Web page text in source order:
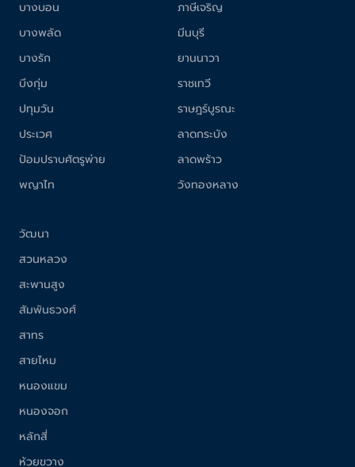
บางบอน
บางพลัด
บางรัก
บึงกุ่ม
ปทุมวัน
ประเวศ
ป้อมปราบศัตรูพ่าย
พญาไท
ภาษีเจริญ
มีนบุรี
ยานนาวา
ราชเทวี
ราษฎร์บูรณะ
ลาดกระบัง
ลาดพร้าว
วังทองหลาง
วัฒนา
สวนหลวง
สะพานสูง
สัมพันธวงศ์
สาทร
สายไหม
หนองแขม
หนองจอก
หลักสี่
ห้วยขวาง